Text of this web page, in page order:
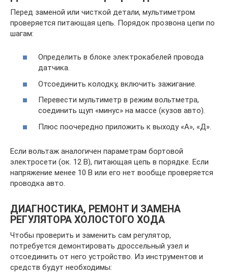
Перед заменой или чисткой детали, мультиметром
проверяется питающая цепь. Порядок прозвона цепи по
шагам:
Определить в блоке электрокабелей провода
датчика.
Отсоединить колодку, включить зажигание.
Перевести мультиметр в режим вольтметра,
соединить щуп «минус» на массе (кузов авто).
Плюс поочередно приложить к выходу «А», «Д».
Если вольтаж аналогичен параметрам бортовой
электросети (ок. 12 В), питающая цепь в порядке. Если
напряжение менее 10 В или его нет вообще проверяется
проводка авто.
ДИАГНОСТИКА, РЕМОНТ И ЗАМЕНА
РЕГУЛЯТОРА ХОЛОСТОГО ХОДА
Чтобы проверить и заменить сам регулятор,
потребуется демонтировать дроссельный узел и
отсоединить от него устройство. Из инструментов и
средств будут необходимы: